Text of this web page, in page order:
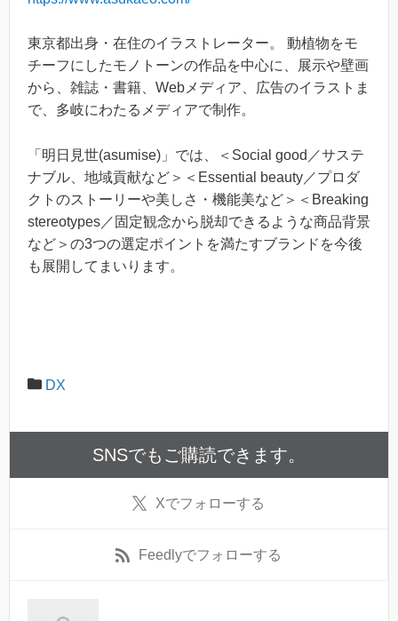
東京都出身・在住のイラストレーター。 動植物をモ
チーフにしたモノトーンの作品を中心に、展示や壁画
から、雑誌・書籍、Webメディア、広告のイラストま
で、多岐にわたるメディアで制作。
「明日見世(asumise)」では、＜Social good／サステ
ナブル、地域貢献など＞＜Essential beauty／プロダ
クトのストーリーや美しさ・機能美など＞＜Breaking
stereotypes／固定観念から脱却できるような商品背景
など＞の3つの選定ポイントを満たすブランドを今後
も展開してまいります。
DX
SNSでもご購読できます。
Xでフォローする
Feedlyでフォローする